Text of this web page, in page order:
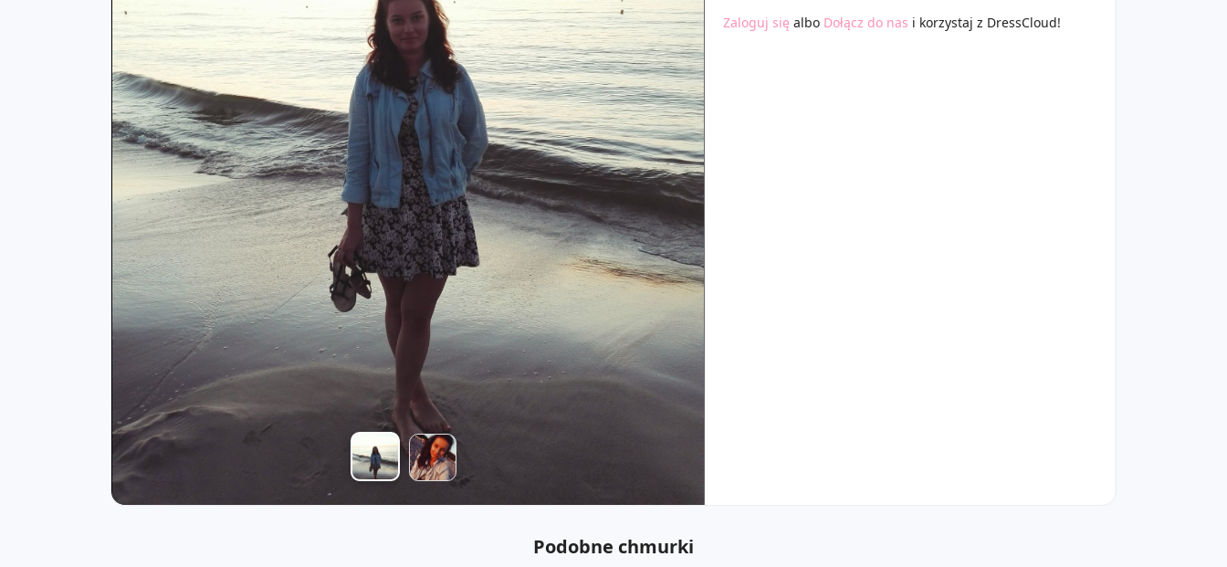
Zaloguj się albo Dołącz do nas i korzystaj z DressCloud!
Podobne chmurki